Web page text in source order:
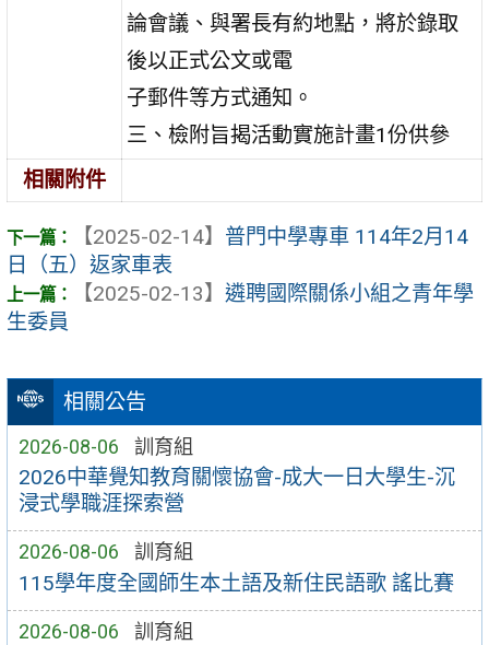
相關公告
2026-08-06 訓育組
2026中華覺知教育關懷協會-成大一日大學生-沉
浸式學職涯探索營
2026-08-06 訓育組
115學年度全國師生本土語及新住民語歌 謠比賽
2026-08-06 訓育組
論會議、與署長有約地點，將於錄取
後以正式公文或電
子郵件等方式通知。
三、檢附旨揭活動實施計畫1份供參
相關附件
【2025-02-14】 普門中學專車 114年2月14
日（五）返家車表
【2025-02-13】 遴聘國際關係小組之青年學
生委員